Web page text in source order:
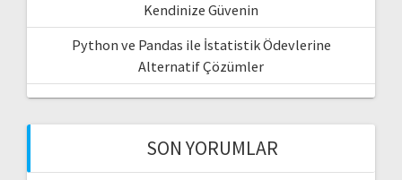
Kendinize Güvenin
Python ve Pandas ile İstatistik Ödevlerine
Alternatif Çözümler
SON YORUMLAR